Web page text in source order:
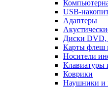
USB-
Адаптеры
Диски DVD,
Карты флеш
Носители
Клавиатуры
Коврики
Наушники и